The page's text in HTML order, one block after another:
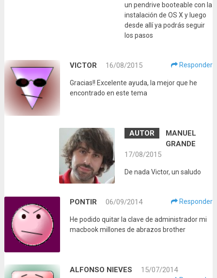
un pendrive booteable con la
instalación de OS X y luego
desde allí ya podrás seguir
los pasos
VICTOR 16/08/2015 Responder
Gracias!! Excelente ayuda, la mejor que he
encontrado en este tema
MANUEL
GRANDE
17/08/2015
De nada Victor, un saludo
PONTIR 06/09/2014 Responder
He podido quitar la clave de administrador mi
macbook millones de abrazos brother
ALFONSO NIEVES 15/07/2014